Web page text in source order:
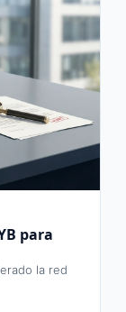
para
la red